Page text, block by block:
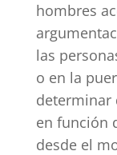
hombres
las
o en la
determinar
en función
desde el